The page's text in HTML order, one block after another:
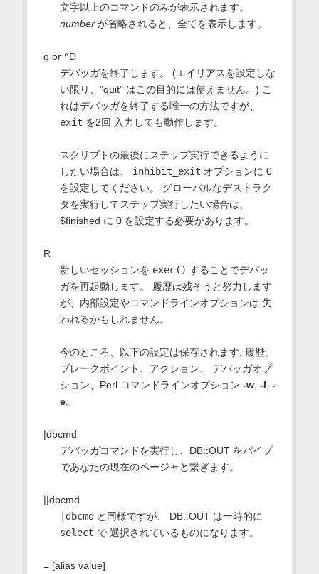
文字以上のコマンドのみが表示されます。
numberが省略されると、全てを表示します。
q or ^D
デバッガを終了します。 (エイリアスを設定しな
い限り、"quit" はこの目的には使えません。) こ
れはデバッガを終了する唯一の方法ですが、
exit を2回 入力しても動作します。
スクリプトの最後にステップ実行できるように
したい場合は、 inhibit_exit オプションに 0
を設定してください。 グローバルなデストラク
タを実行してステップ実行したい場合は、
$finished に 0 を設定する必要があります。
R
新しいセッションを exec() することでデバッ
ガを再起動します。 履歴は残そうと努力します
が、内部設定やコマンドラインオプションは 失
われるかもしれません。
今のところ、以下の設定は保存されます: 履歴、
ブレークポイント、アクション、 デバッガオプ
ション、Perl コマンドラインオプション -w, -I -
e。
|dbcmd
デバッガコマンドを実行し、DB::OUT をパイプ
であなたの現在のページャと繋ぎます。
||dbcmd
|dbcmd と同様ですが、 DB::OUT は一時的に
select で 選択されているものになります。
= [alias value]